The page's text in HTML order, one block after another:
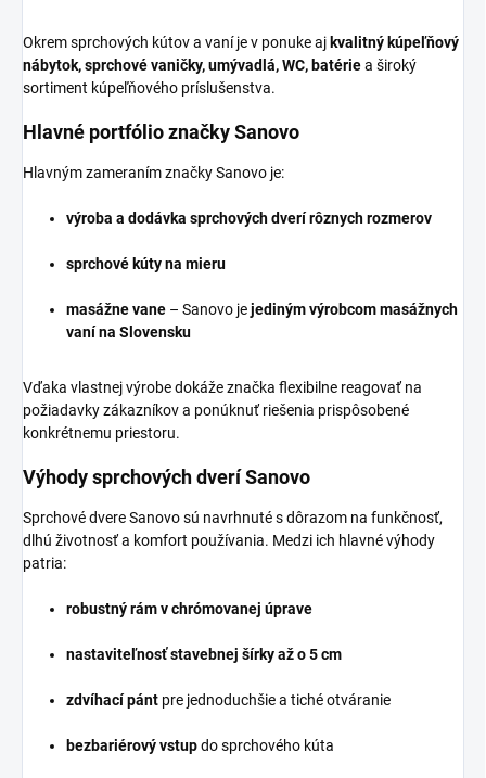
Okrem sprchových kútov a vaní je v ponuke ajkvalitný kúpeľňový
nábytok, sprchové vaničky, umývadlá, WC, batériea široký
sortiment kúpeľňového príslušenstva.
Hlavné portfólio značky Sanovo
Hlavným zameraním značky Sanovo je:
výroba a dodávka sprchových dverí rôznych rozmerov
sprchové kúty na mieru
masážne vane – Sanovo jejediným výrobcom masážnych
vaní na Slovensku
Vďaka vlastnej výrobe dokáže značka flexibilne reagovať na
požiadavky zákazníkov a ponúknuť riešenia prispôsobené
konkrétnemu priestoru.
Výhody sprchových dverí Sanovo
Sprchové dvere Sanovo sú navrhnuté s dôrazom na funkčnosť,
dlhú životnosť a komfort používania. Medzi ich hlavné výhody
patria:
robustný rám v chrómovanej úprave
nastaviteľnosť stavebnej šírky až o 5 cm
zdvíhací pánt pre jednoduchšie a tiché otváranie
bezbariérový vstupdo sprchového kúta